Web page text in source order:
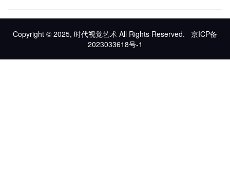
Copyright © 2025, 时代视觉艺术 All Rights Reserved.
京ICP备
2023033618号-1